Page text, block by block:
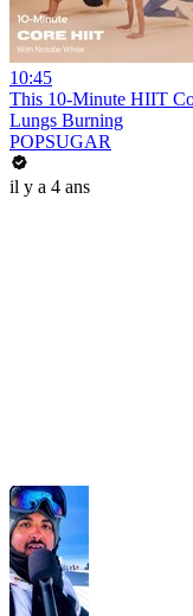
10:45
This 10-Minute HIIT
Lungs Burning
POPSUGAR
il y a 4 ans